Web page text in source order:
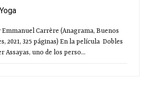
Yoga
Emmanuel Carrère (Anagrama, Buenos
2021, 325 páginas) En la película Dobles
Assayas, uno de los perso...